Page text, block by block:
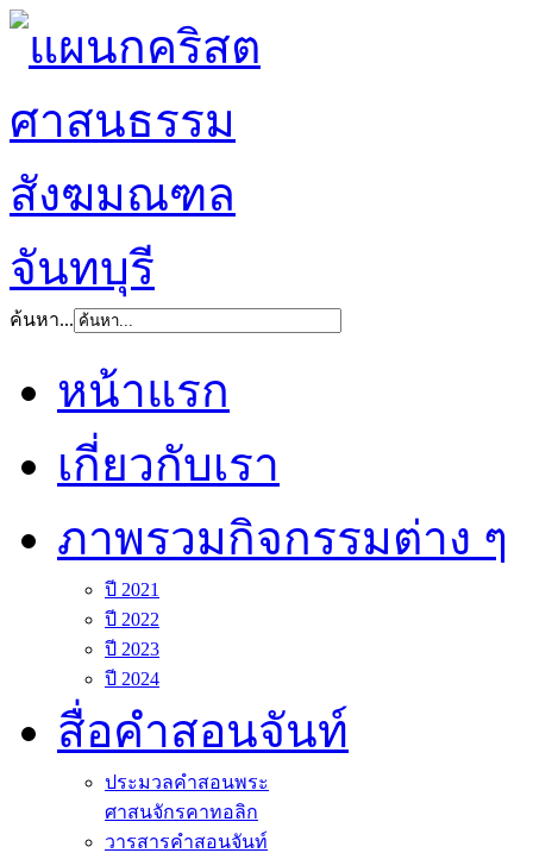
ค้นหา...
หน้าแรก
เกี่ยวกับเรา
ภาพรวมกิจกรรมต่าง ๆ
ปี 2021
ปี 2022
ปี 2023
ปี 2024
สื่อคำสอนจันท์
ประมวลคำสอนพระ
ศาสนจักรคาทอลิก
วารสารคำสอนจันท์